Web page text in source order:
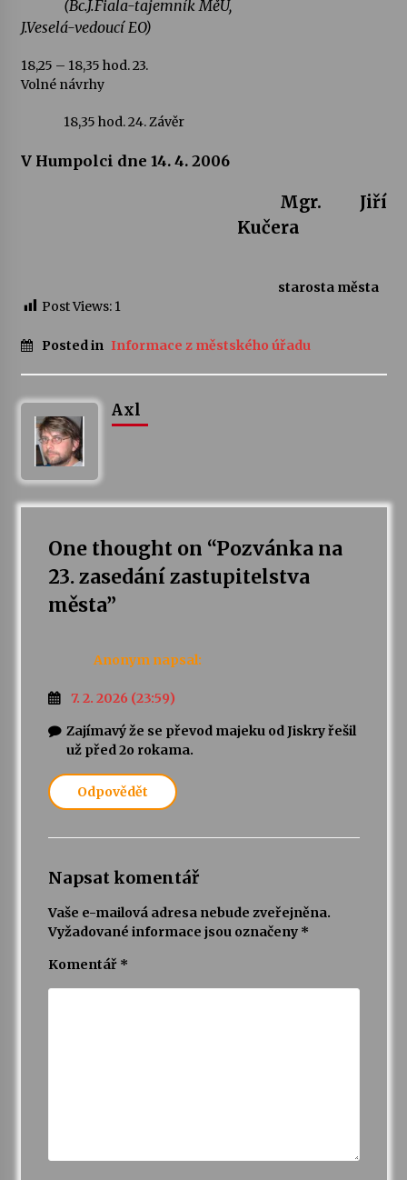
(Bc.J.Fiala-tajemník MěÚ,
J.Veselá-vedoucí EO)
18,25 – 18,35 hod.23.
Volné návrhy
18,35 hod.24.Závěr
V Humpolci dne 14. 4. 2006
Mgr. Jiří
Kučera
starosta města
Post Views: 1
Posted in Informace z městského úřadu
Axl
One thought on “Pozvánka na
23. zasedání zastupitelstva
města”
Anonym napsal:
7. 2. 2026 (23:59)
Zajímavý že se převod majeku od Jiskry řešil
už před 2o rokama.
Odpovědět
Napsat komentář
Vaše e-mailová adresa nebude zveřejněna.
Vyžadované informace jsou označeny *
Komentář *